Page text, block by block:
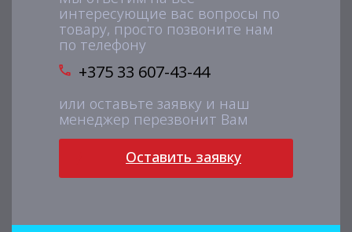
интересующие вас вопросы по
товару, просто позвоните нам
по телефону
+375 33 607-43-44
или оставьте заявку и наш
менеджер перезвонит Вам
Оставить заявку